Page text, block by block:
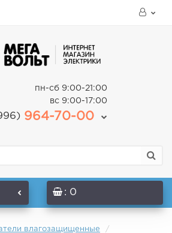
пн-сб 9:00-21:00
вс 9:00-17:00
964-70-00
: 0
влагозащищенные